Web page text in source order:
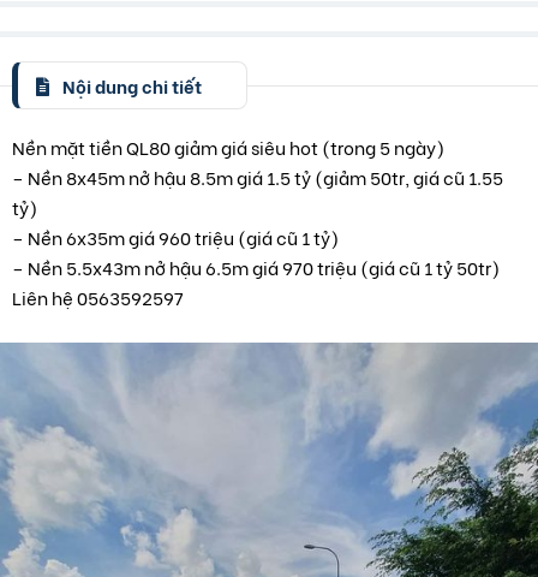
Nội dung chi tiết
Nền mặt tiền QL80 giảm giá siêu hot (trong 5 ngày)
– Nền 8x45m nở hậu 8.5m giá 1.5 tỷ (giảm 50tr, giá cũ 1.55
tỷ)
– Nền 6x35m giá 960 triệu (giá cũ 1 tỷ)
– Nền 5.5x43m nở hậu 6.5m giá 970 triệu (giá cũ 1 tỷ 50tr)
Liên hệ 0563592597